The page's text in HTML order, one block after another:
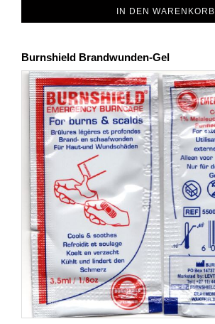
IN DEN WARENKORB
Burnshield Brandwunden-Gel